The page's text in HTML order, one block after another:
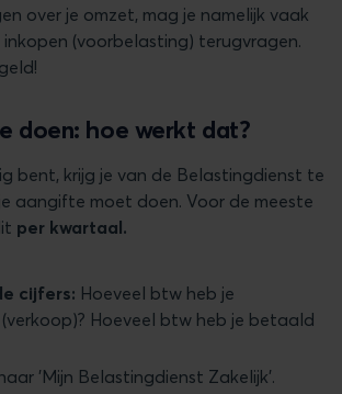
over je omzet, mag je namelijk vaak
(voorbelasting) terugvragen.
doen: hoe werkt dat?
bent, krijg je van de Belastingdienst te
aangifte moet doen. Voor de meeste
per kwartaal.
cijfers: Hoeveel btw heb je
Hoeveel btw heb je betaald
'Mijn Belastingdienst Zakelijk'.